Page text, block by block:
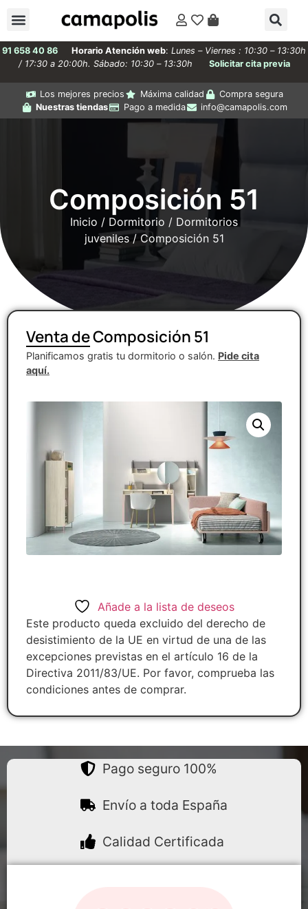
91 658 40 86 Horario Atención web: Lunes – Viernes : 10:30 – 13:30h
/ 17:30 a 20:00h. Sábado: 10:30 – 13:30h
Solicitar cita previa
Los mejores precios Máxima calidad
Compra segura
Nuestras tiendas
Pago a medida info@camapolis.com
Composición 51
Inicio / Dormitorio / Dormitorios
juveniles/ Composición 51
Venta de Composición 51
Planificamos gratis tu dormitorio o salón. Pide cita
aquí.
Añade a la lista de deseos
Este producto queda excluido del derecho de
desistimiento de la UE en virtud de una de las
excepciones previstas en el artículo 16 de la
Directiva 2011/83/UE. Por favor, comprueba las
condiciones antes de comprar.
Pago seguro 100%
Envío a toda España
Calidad Certificada